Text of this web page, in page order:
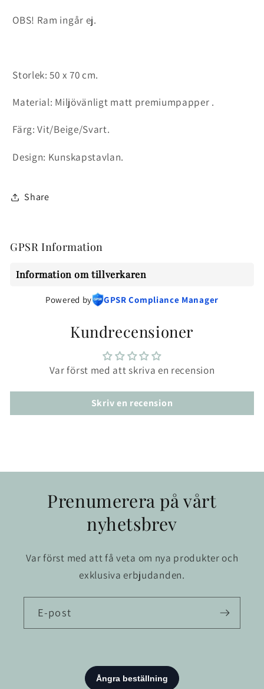
OBS! Ram ingår ej.
Storlek: 50 x 70 cm.
Material: Miljövänligt matt premiumpapper .
Färg: Vit/Beige/Svart.
Design: Kunskapstavlan.
Share
GPSR Information
Information om tillverkaren
Powered by GPSR Compliance Manager
Kundrecensioner
Var först med att skriva en recension
Skriv en recension
Prenumerera på vårt
nyhetsbrev
Var först med att få veta om nya produkter och
exklusiva erbjudanden.
E-post